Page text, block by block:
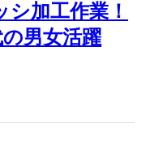
加工作業！
男女活躍